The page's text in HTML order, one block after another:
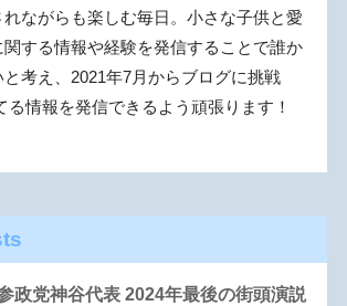
ながらも楽しむ毎日。小さな子供と愛
する情報や経験を発信することで誰か
考え、2021年7月からブログに挑戦
る情報を発信できるよう頑張ります！
政党神谷代表 2024年最後の街頭演説